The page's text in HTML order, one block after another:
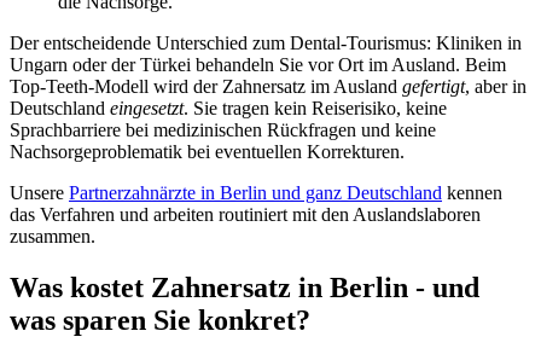
Der entscheidende Unterschied zum Dental-Tourismus: Kliniken in
Ungarn oder der Türkei behandeln Sie vor Ort im Ausland. Beim
Top-Teeth-Modell wird der Zahnersatz im Ausland gefertigt, aber in
Deutschland eingesetzt. Sie tragen kein Reiserisiko, keine
Sprachbarriere bei medizinischen Rückfragen und keine
Nachsorgeproblematik bei eventuellen Korrekturen.
Unsere Partnerzahnärzte in Berlin und ganz Deutschland kennen
das Verfahren und arbeiten routiniert mit den Auslandslaboren
zusammen.
Was kostet Zahnersatz in Berlin - und
was sparen Sie konkret?